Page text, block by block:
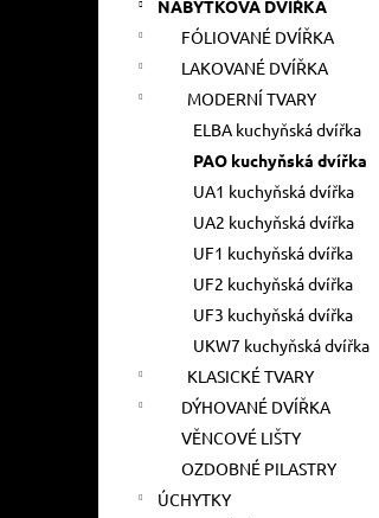
NÁBYTKOVÁ DVÍŘKA
FÓLIOVANÉ DVÍŘKA
LAKOVANÉ DVÍŘKA
MODERNÍ TVARY
ELBA kuchyňská dvířka
PAO kuchyňská dvířka
UA1 kuchyňská dvířka
UA2 kuchyňská dvířka
UF1 kuchyňská dvířka
UF2 kuchyňská dvířka
UF3 kuchyňská dvířka
UKW7 kuchyňská dvířka
KLASICKÉ TVARY
DÝHOVANÉ DVÍŘKA
VĚNCOVÉ LIŠTY
OZDOBNÉ PILASTRY
ÚCHYTKY